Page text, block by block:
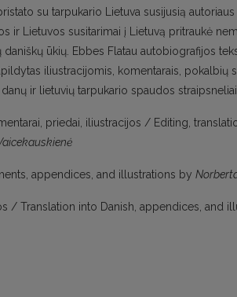
su tarpukario Lietuva susijusią
ir Lietuvos susitarimai į Lietuvą pritraukė
ūkių. Ebbes Flatau autobiografijos
iliustracijomis, komentarais, pokalbių
ir lietuvių tarpukario spaudos
priedai, iliustracijos / Editing,
appendices, and illustrations by
/ Translation into Danish, appendices, and